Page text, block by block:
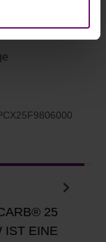
25
IST EINE